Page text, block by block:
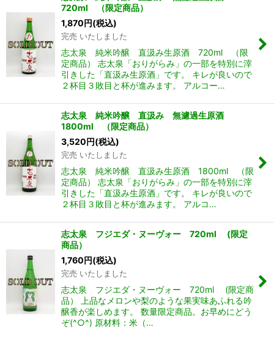
720ml （限定商品）
1,870円(税込)
完売 いたしました
志太泉 純米吟醸 直汲み生原酒 720ml （限
定商品） 志太泉「おりがらみ」の一部を特別に滓
引きした「直汲み生原酒」です。 キレが良いので
２杯目３敗目と杯が進みます。 アルコー…
志太泉 純米吟醸 直汲み 無濾過生原酒
1800ml （限定商品）
3,520円(税込)
完売 いたしました
志太泉 純米吟醸 直汲み生原酒 1800ml （限
定商品） 志太泉「おりがらみ」の一部を特別に滓
引きした「直汲み生原酒」です。 キレが良いので
２杯目３敗目と杯が進みます。 アルコ…
志太泉 フジエダ・ヌーヴォー 720ml (限定
商品）
1,760円(税込)
完売 いたしました
志太泉 フジエダ・ヌーヴォー 720ml (限定商
品） 上品なメロンや梨のような果実味あふれる吟
醸香が楽しめます。 数量限定商品。お早めにどう
ぞ(^○^) 原材料：米（…